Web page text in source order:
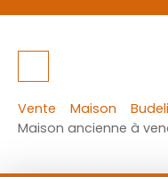
Vente Maison
Maison ancienne à